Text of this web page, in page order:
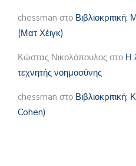
chessman στο
(Ματ Χέιγκ)
Κώστας Νικολόπουλος στο Η
τεχνητής νοημοσύνης
chessman στο
Cohen)